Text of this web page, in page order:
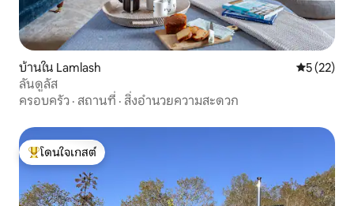
บ้านใน Lamlash คะแนนเฉลี่
5 (22)
ลันดูลัส
ครอบครัว · สถานที่ · สิ่งอำนวยความสะดวก
โดนใจเกสต์ที่สุด
โดนใจเกสต์